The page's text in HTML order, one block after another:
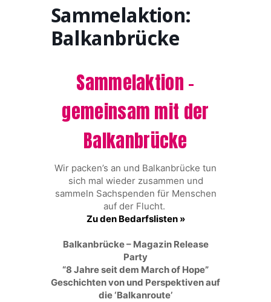
Sammelaktion:
Balkanbrücke
Sammelaktion –
gemeinsam mit der
Balkanbrücke
Wir packen’s an und Balkanbrücke tun
sich mal wieder zusammen und
sammeln Sachspenden für Menschen
auf der Flucht.
Zu den Bedarfslisten »
Balkanbrücke – Magazin Release
Party
“8 Jahre seit dem March of Hope”
Geschichten von und Perspektiven auf
die ‘Balkanroute’